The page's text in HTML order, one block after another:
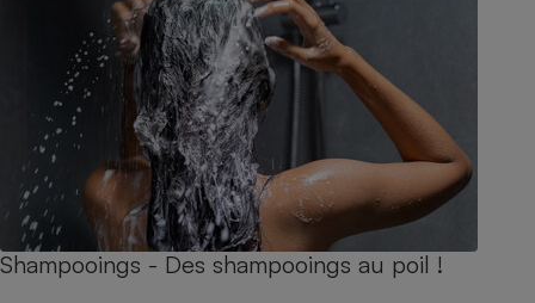
Shampooings - Des shampooings au poil !